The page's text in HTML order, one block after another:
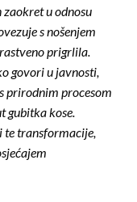
u odnosu
s nošenjem
prigrlila.
govori u javnosti,
prirodnim procesom
gubitka kose.
te transformacije,